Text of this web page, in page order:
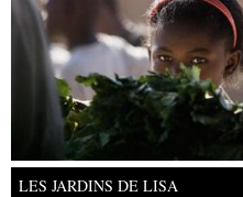
LES JARDINS DE LISA